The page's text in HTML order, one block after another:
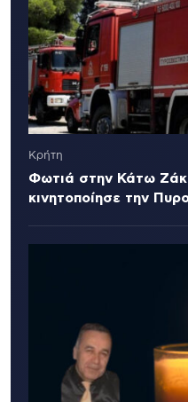
Κρήτη
Φωτιά στην Κάτω
κινητοποίησε την